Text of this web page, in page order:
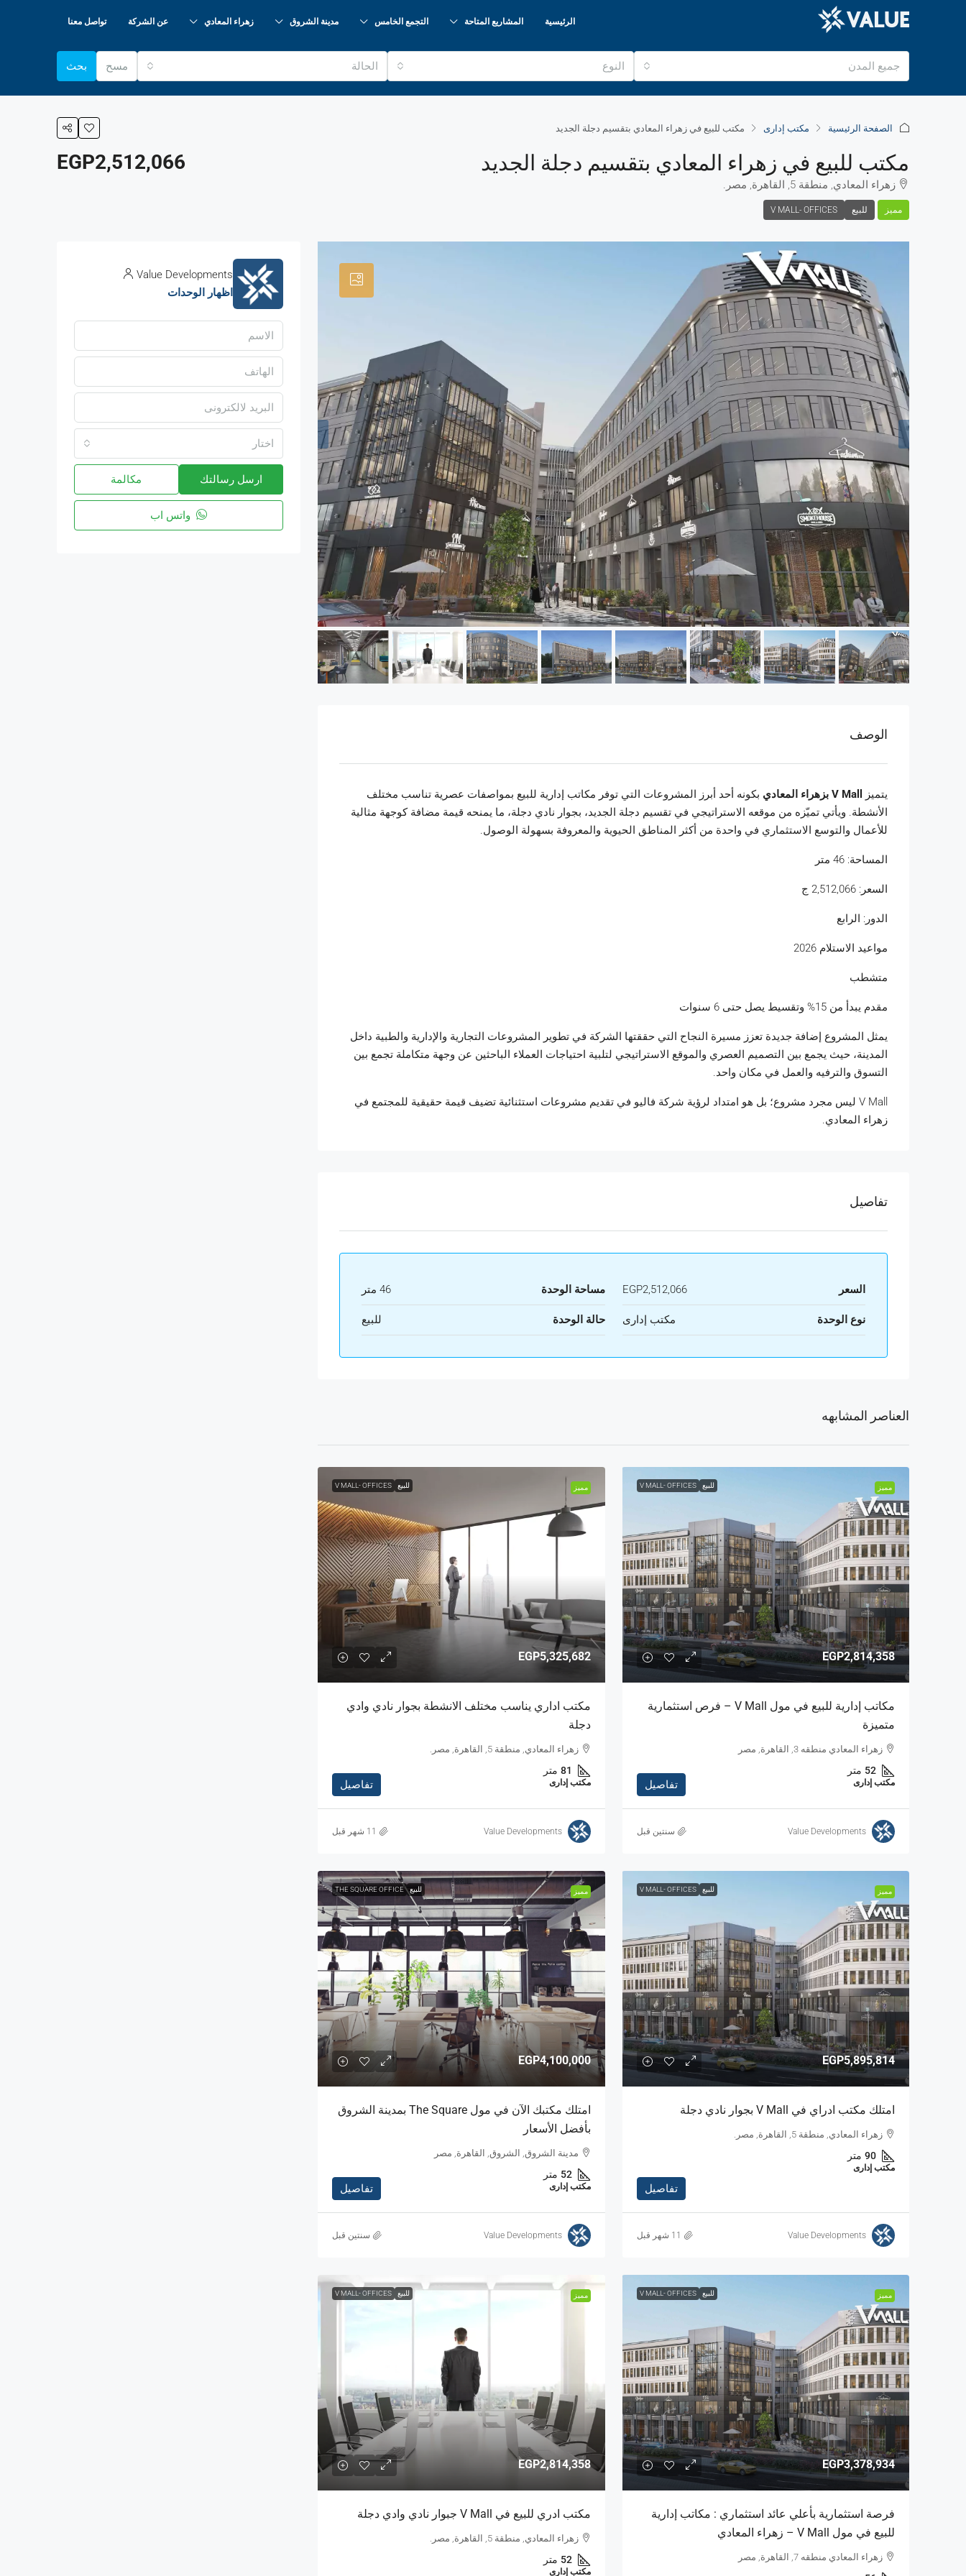
الرئيسية المشاريع المتاحة التجمع الخامس مدينة الشروق زهراء المعادي عن الشركة تواصل معنا
جميع المدن النوع الحالة مسح بحث
الصفحة الرئيسية مكتب إدارى مكتب للبيع في زهراء المعادي بتقسيم دجلة الجديد
مكتب للبيع في زهراء المعادي بتقسيم دجلة الجديد
زهراء المعادي, منطقة 5, القاهرة, مصر.
مميز للبيع V MALL- OFFICES
EGP2,512,066
الوصف
يتميز V Mall بزهراء المعادي
بكونه أحد أبرز المشروعات التي توفر مكاتب إدارية للبيع بمواصفات عصرية تناسب مختلف
الأنشطة. ويأتي تميّزه من موقعه الاستراتيجي في تقسيم دجلة الجديد، بجوار نادي دجلة، ما يمنحه قيمة مضافة كوجهة مثالية
للأعمال والتوسع الاستثماري في واحدة من أكثر المناطق الحيوية والمعروفة بسهولة الوصول.
المساحة: 46 متر
السعر: 2,512,066 ج
الدور: الرابع
مواعيد الاستلام 2026
متشطب
مقدم يبدأ من 15% وتقسيط يصل حتى 6 سنوات
يمثل المشروع إضافة جديدة تعزز مسيرة النجاح التي حققتها الشركة في تطوير المشروعات التجارية والإدارية والطبية داخل
المدينة، حيث يجمع بين التصميم العصري والموقع الاستراتيجي لتلبية احتياجات العملاء الباحثين عن وجهة متكاملة تجمع بين
التسوق والترفيه والعمل في مكان واحد.
V Mall ليس مجرد مشروع؛ بل هو امتداد لرؤية شركة فاليو في تقديم مشروعات استثنائية تضيف قيمة حقيقية للمجتمع في
زهراء المعادي.
تفاصيل
السعر EGP2,512,066 مساحة الوحدة 46 متر
نوع الوحدة مكتب إدارى حالة الوحدة للبيع
العناصر المشابهه
مميز للبيع V MALL- OFFICES
EGP2,814,358
مكاتب إدارية للبيع في مول V Mall – فرص استثمارية
متميزة
زهراء المعادي منطقه 3, القاهرة, مصر
52 متر
مكتب إدارى تفاصيل
Value Developments ‏سنتين قبل
مميز للبيع V MALL- OFFICES
EGP5,325,682
مكتب اداري يناسب مختلف الانشطة بجوار نادي وادي
دجلة
زهراء المعادي, منطقة 5, القاهرة, مصر.
81 متر
مكتب إدارى تفاصيل
Value Developments
مميز للبيع V MALL- OFFICES
EGP5,895,814
امتلك مكتب ادراي في V Mall بجوار نادي دجلة
زهراء المعادي, منطقة 5, القاهرة, مصر.
90 متر
مكتب إدارى
تفاصيل
Value Developments
مميز للبيع THE SQUARE OFFICE
EGP4,100,000
امتلك مكتبك الآن في مول The Square بمدينة الشروق
بأفضل الأسعار
مدينة الشروق, الشروق, القاهرة, مصر
52 متر
مكتب إدارى تفاصيل
Value Developments ‏سنتين قبل
مميز للبيع V MALL- OFFICES
EGP3,378,934
فرصة استثمارية بأعلي عائد استثماري : مكاتب إدارية
للبيع في مول V Mall – زهراء المعادي
زهراء المعادي منطقه 7, القاهرة, مصر
مميز للبيع V MALL- OFFICES
EGP2,814,358
مكتب ادري للبيع في V Mall جبوار نادي وادي دجلة
زهراء المعادي, منطقة 5, القاهرة, مصر.
52 متر
مكتب إدارى
Value Developments
اظهار الوحدات
اختار
ارسل رسالتك مكالمة
واتس اب